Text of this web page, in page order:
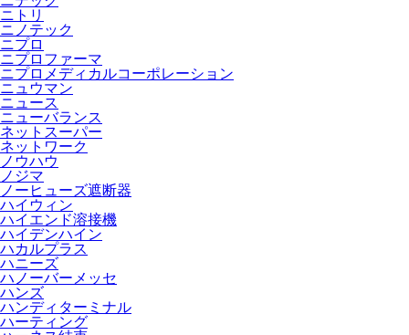
ニトリ
ニノテック
ニプロ
ニプロファーマ
ニプロメディカルコーポレーション
ニュウマン
ニュース
ニューバランス
ネットスーパー
ネットワーク
ノウハウ
ノジマ
ノーヒューズ遮断器
ハイウィン
ハイエンド溶接機
ハイデンハイン
ハカルプラス
ハニーズ
ハノーバーメッセ
ハンズ
ハンディターミナル
ハーティング